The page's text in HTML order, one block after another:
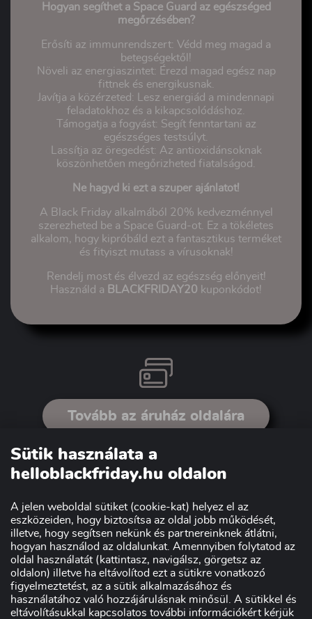
Hogyan segíthet a Space Guard az egészséged
megőrzésében?
Erősíti az immunrendszert: Védd meg magad a
betegségektől!
Növeli az energiaszintet: Érezd magad egész nap
fittnek és energikusnak.
Javítja a közérzeted: Lesz energiád a mindennapi
feladatokhoz és a kikapcsolódáshoz.
Támogatja a fogyást: Segít fenntartani az
egészséges testsúlyt.
Lassítja az öregedést: Az antioxidánsoknak
köszönhetően megőrizheted fiatalságod.
Ne hagyd ki ezt a szuper ajánlatot!
A Black Friday alkalmából 20% kedvezménnyel
szerezheted be a Space Guard-ot. Ez a tökéletes
alkalom, hogy kipróbáld ezt a fantasztikus terméket
és fityiszt mutass a vírusoknak!
Rendelj most és élvezd az egészség előnyeit!
Használd a BLACKFRIDAY20 kuponkódot!
Tovább az áruház oldalára
Sütik használata a
helloblackfriday.hu oldalon
A jelen weboldal sütiket (cookie-kat) helyez el az
eszközeiden, hogy biztosítsa az oldal jobb működését,
illetve, hogy segítsen nekünk és partnereinknek átlátni,
hogyan használod az oldalunkat. Amennyiben folytatod az
oldal használatát (kattintasz, navigálsz, görgetsz az
oldalon) illetve ha eltávolítod ezt a sütikre vonatkozó
figyelmeztetést, az a sütik alkalmazásához és
használatához való hozzájárulásnak minősül. A sütikkel és
eltávolításukkal kapcsolatos további információkért kérjük
Szakmai partnerünk: